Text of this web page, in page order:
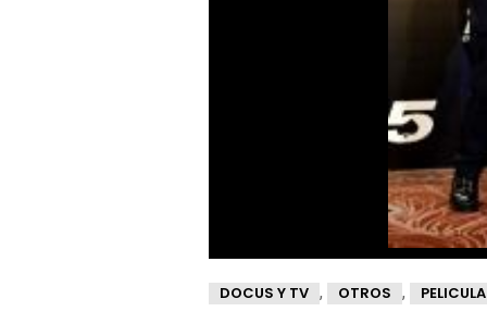
DOCUS Y TV , OTROS ,